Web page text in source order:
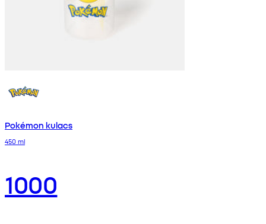
Pokémon kulacs
450 ml
1000